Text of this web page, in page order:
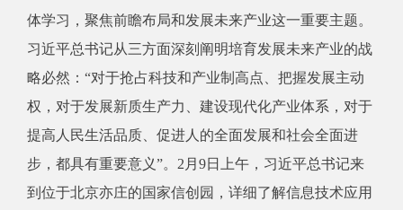
体学习，聚焦前瞻布局和发展未来产业这一重要主题。
习近平总书记从三方面深刻阐明培育发展未来产业的战
略必然：“对于抢占科技和产业制高点、把握发展主动
权，对于发展新质生产力、建设现代化产业体系，对于
提高人民生活品质、促进人的全面发展和社会全面进
步，都具有重要意义”。2月9日上午，习近平总书记来
到位于北京亦庄的国家信创园，详细了解信息技术应用